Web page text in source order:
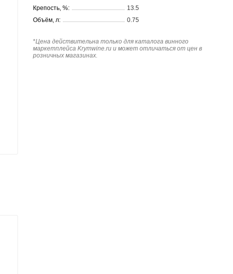
Крепость, %:
13.5
Объём, л:
0.75
*Цена действительна только для каталога винного
маркетплейса Krymwine.ru и может отличаться от цен в
розничных магазинах.